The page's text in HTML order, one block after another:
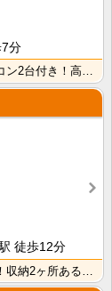
分
徒歩12分